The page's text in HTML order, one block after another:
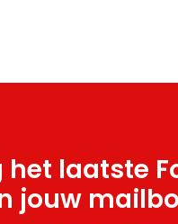
laatste
jouw